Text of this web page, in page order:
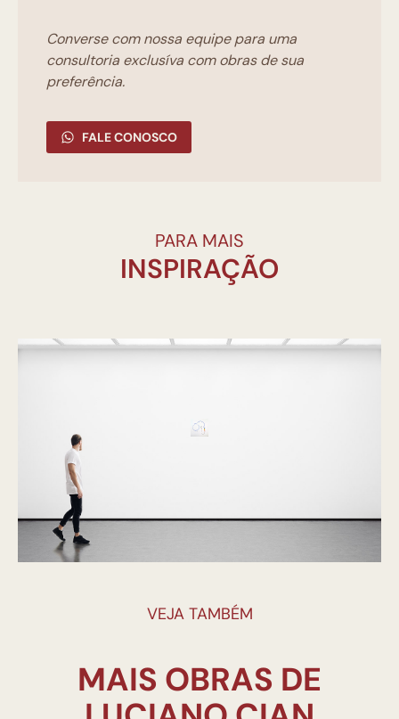
Converse com nossa equipe para uma
consultoria exclusíva com obras de sua
preferência.
FALE CONOSCO
PARA MAIS
INSPIRAÇÃO
VEJA TAMBÉM
MAIS OBRAS DE